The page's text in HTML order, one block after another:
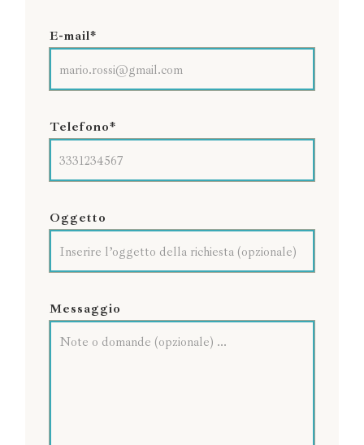
E-mail*
Telefono*
Oggetto
Messaggio